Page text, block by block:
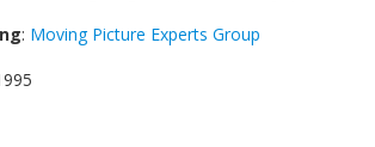
: Moving Picture Experts Group